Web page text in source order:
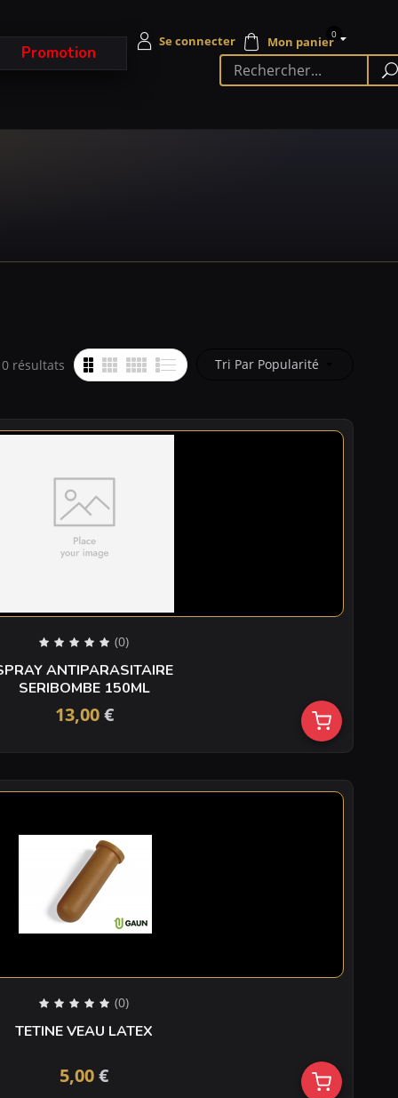
Promotion
0
Tri Par Popularité
résultats
(0)
ANTIPARASITAIRE
SERIBOMBE 150ML
13,00€
(0)
TETINE VEAU LATEX
5,00€